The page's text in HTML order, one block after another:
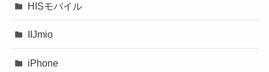
HISモバイル
IIJmio
iPhone